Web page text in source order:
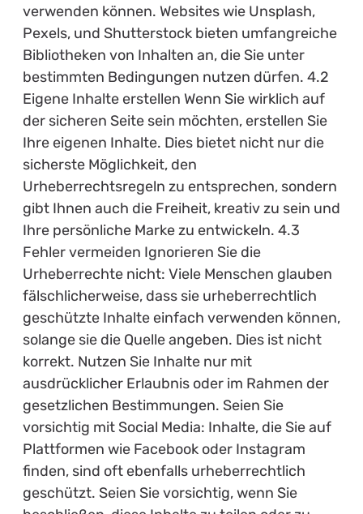
verwenden können. Websites wie Unsplash,
Pexels, und Shutterstock bieten umfangreiche
Bibliotheken von Inhalten an, die Sie unter
bestimmten Bedingungen nutzen dürfen. 4.2
Eigene Inhalte erstellen Wenn Sie wirklich auf
der sicheren Seite sein möchten, erstellen Sie
Ihre eigenen Inhalte. Dies bietet nicht nur die
sicherste Möglichkeit, den
Urheberrechtsregeln zu entsprechen, sondern
gibt Ihnen auch die Freiheit, kreativ zu sein und
Ihre persönliche Marke zu entwickeln. 4.3
Fehler vermeiden Ignorieren Sie die
Urheberrechte nicht: Viele Menschen glauben
fälschlicherweise, dass sie urheberrechtlich
geschützte Inhalte einfach verwenden können,
solange sie die Quelle angeben. Dies ist nicht
korrekt. Nutzen Sie Inhalte nur mit
ausdrücklicher Erlaubnis oder im Rahmen der
gesetzlichen Bestimmungen. Seien Sie
vorsichtig mit Social Media: Inhalte, die Sie auf
Plattformen wie Facebook oder Instagram
finden, sind oft ebenfalls urheberrechtlich
geschützt. Seien Sie vorsichtig, wenn Sie